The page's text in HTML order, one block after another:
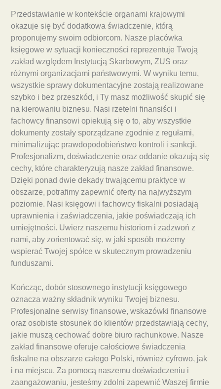
Przedstawianie w kontekście organami krajowymi
okazuje się być dodatkowa świadczenie, którą
proponujemy swoim odbiorcom. Nasze placówka
księgowe w sytuacji konieczności reprezentuje Twoją
zakład względem Instytucją Skarbowym, ZUS oraz
różnymi organizacjami państwowymi. W wyniku temu,
wszystkie sprawy dokumentacyjne zostają realizowane
szybko i bez przeszkód, i Ty masz możliwość skupić się
na kierowaniu biznesu. Nasi rzetelni finansiści i
fachowcy finansowi opiekują się o to, aby wszystkie
dokumenty zostały sporządzane zgodnie z regułami,
minimalizując prawdopodobieństwo kontroli i sankcji.
Profesjonalizm, doświadczenie oraz oddanie okazują się
cechy, które charakteryzują nasze zakład finansowe.
Dzięki ponad dwie dekady trwającemu praktyce w
obszarze, potrafimy zapewnić oferty na najwyższym
poziomie. Nasi księgowi i fachowcy fiskalni posiadają
uprawnienia i zaświadczenia, jakie poświadczają ich
umiejętności. Uwierz naszemu historiom i zadzwoń z
nami, aby zorientować się, w jaki sposób możemy
wspierać Twojej spółce w skutecznym prowadzeniu
funduszami.
Kończąc, dobór stosownego instytucji księgowego
oznacza ważny składnik wyniku Twojej biznesu.
Profesjonalne serwisy finansowe, wskazówki finansowe
oraz osobiste stosunek do klientów przedstawiają cechy,
jakie muszą cechować dobre biuro rachunkowe. Nasze
zakład finansowe oferuje całościowe świadczenia
fiskalne na obszarze całego Polski, również cyfrowo, jak
i na miejscu. Za pomocą naszemu doświadczeniu i
zaangażowaniu, jesteśmy zdolni zapewnić Waszej firmie